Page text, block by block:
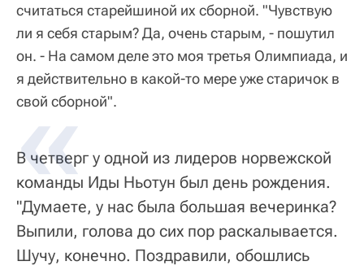
считаться старейшиной их сборной. "Чувствую
ли я себя старым? Да, очень старым, - пошутил
он. - На самом деле это моя третья Олимпиада, и
я действительно в какой-то мере уже старичок в
свой сборной".
В четверг у одной из лидеров норвежской
команды Иды Ньотун был день рождения.
"Думаете, у нас была большая вечеринка?
Выпили, голова до сих пор раскалывается.
Шучу, конечно. Поздравили, обошлись